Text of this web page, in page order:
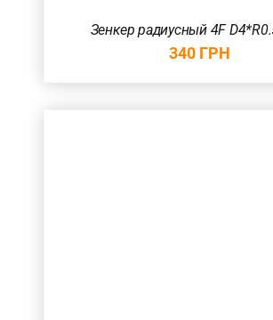
Зенкер радиусный 4F
340 ГРН